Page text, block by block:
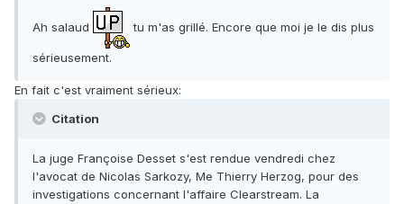
Ah salaud tu m'as grillé. Encore que moi je le dis plus
sérieusement.
En fait c'est vraiment sérieux:
Citation
La juge Françoise Desset s'est rendue vendredi chez
l'avocat de Nicolas Sarkozy, Me Thierry Herzog, pour des
investigations concernant l'affaire Clearstream. La